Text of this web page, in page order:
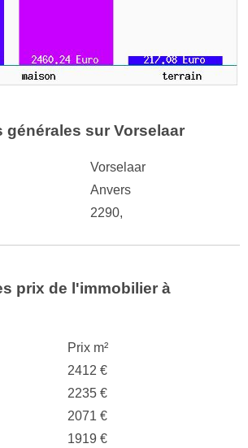
générales sur Vorselaar
Vorselaar
Anvers
2290,
prix de l'immobilier à
Prix m²
2412 €
2235 €
2071 €
1919 €